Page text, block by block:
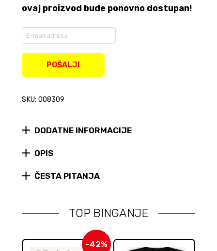
ovaj proizvod bude ponovno dostupan!
your
waitlist
product
POŠALJI
SKU: 008309
DODATNE INFORMACIJE
OPIS
ČESTA PITANJA
TOP BINGANJE
-42%